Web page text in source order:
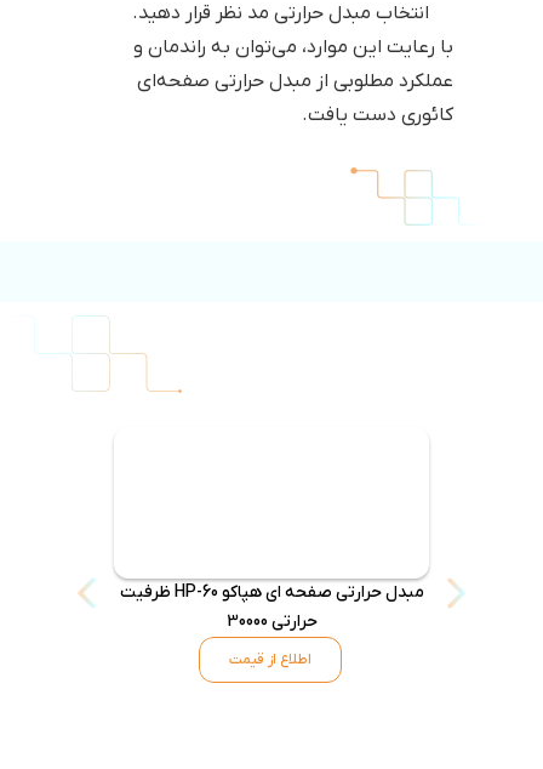
انتخاب مبدل حرارتی مد نظر قرار دهید.
با رعایت این موارد، می‌توان به راندمان و
عملکرد مطلوبی از مبدل حرارتی صفحه‌ای
کائوری دست یافت.
مبدل حرارتی صفحه ای هپاکو HP-60 ظرفیت
حرارتی 30000
اطلاع از قیمت